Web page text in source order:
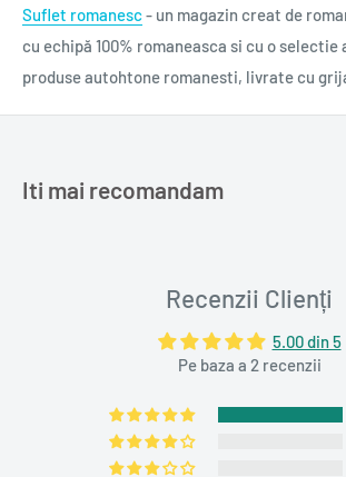
Suflet romanesc- un magazin creat de
cu echipă 100% romaneasca si cu o
produse autohtone romanesti, livrate cu
Iti mai recomandam
Recenzii Clienți
5.00 din 5
Pe baza a 2 recenzii